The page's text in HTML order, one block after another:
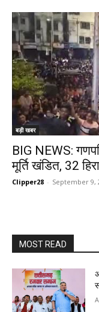
बड़ी खबर
BIG NEWS:
मूर्ति खंडित, 32
Clipper28 - September 9,
MOST READ